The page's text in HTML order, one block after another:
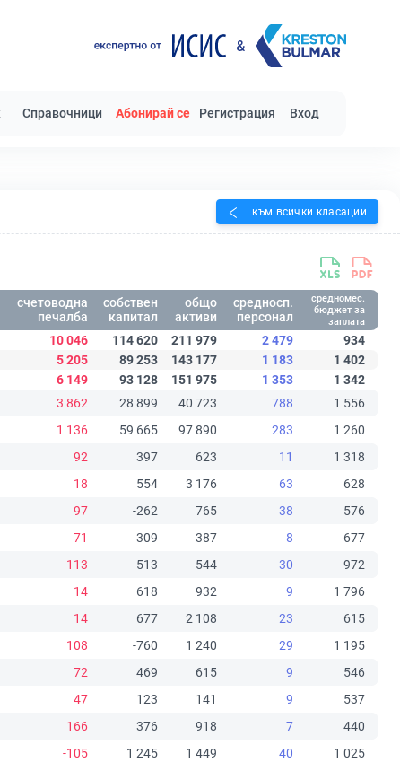
Справочници Абонирай се Регистрация Вход
към всички класации
счетоводна
печалба
собствен
капитал
общо
активи
средносп.
персонал
средномес.
бюджет за
заплата
10 046 114 620 211 979 2 479
934
5 205 89 253 143 177 1 183
1 402
6 149 93 128 151 975 1 353
1 342
3 862 28 899 40 723 788
1 556
1 136 59 665 97 890 283
1 260
92 397 623 11
1 318
18 554 3 176 63
628
97 -262 765 38
576
71 309 387 8
677
113 513 544 30
972
14 618 932 9
1 796
14 677 2 108 23
615
108 -760 1 240 29
1 195
72 469 615 9
546
47 123 141 9
537
166 376 918 7
440
-105 1 245 1 449 40
1 025